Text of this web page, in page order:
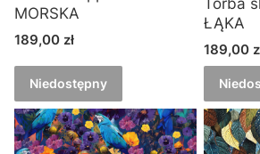
MORSKA
Cena
189,00 zł
Niedostępny
ŁĄKA
Cena
189,00